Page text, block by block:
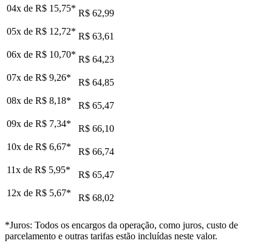
04x de R$ 15,75* R$ 62,99
05x de R$ 12,72* R$ 63,61
06x de R$ 10,70* R$ 64,23
07x de R$ 9,26*
R$ 64,85
08x de R$ 8,18*
R$ 65,47
09x de R$ 7,34*
R$ 66,10
10x de R$ 6,67*
R$ 66,74
11x de R$ 5,95*
R$ 65,47
12x de R$ 5,67* R$ 68,02
*Juros: Todos os encargos da operação, como juros, custo de
parcelamento e outras tarifas estão incluídas neste valor.